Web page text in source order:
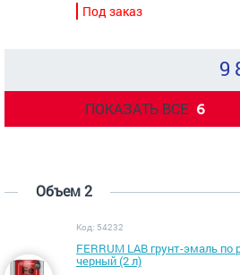
Под заказ
9
ПОКАЗАТЬ ВСЕ 6
Объем 2
Код: 54232
FERRUM LAB грунт-эмаль
черный (2 л)